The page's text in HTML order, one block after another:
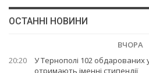
ОСТАННІ НОВИНИ
ВЧОРА
20:20
У Тернополі 102 обдарованих
отримають іменні стипендії